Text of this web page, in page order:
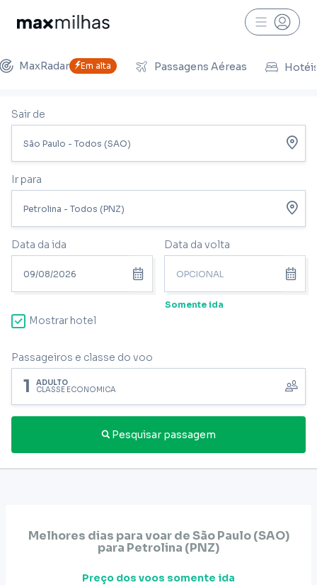
MaxRadar Em alta Passagens Aéreas
Sair de
Ir para
Data da ida Data da volta
Somente ida
Mostrar hotel
Passageiros e classe do voo
1 ADULTO
CLASSE ECONÔMICA
Pesquisar passagem
Melhores dias para voar deSão Paulo (SAO)
para Petrolina (PNZ)
Preço dos voos somente ida